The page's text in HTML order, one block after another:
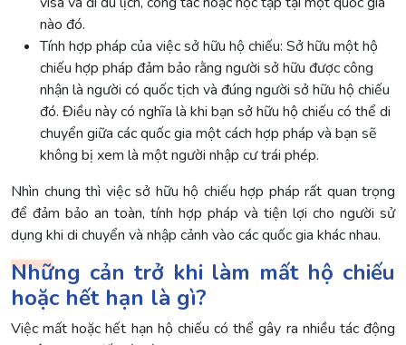
nào đó.
Tính hợp pháp của việc sở hữu hộ chiếu: Sở hữu một hộ
chiếu hợp pháp đảm bảo rằng người sở hữu được công
nhận là người có quốc tịch và đúng người sở hữu hộ chiếu
đó. Điều này có nghĩa là khi bạn sở hữu hộ chiếu có thể di
chuyển giữa các quốc gia một cách hợp pháp và bạn sẽ
không bị xem là một người nhập cư trái phép.
Nhìn chung thì việc sở hữu hộ chiếu hợp pháp rất quan trọng
để đảm bảo an toàn, tính hợp pháp và tiện lợi cho người sử
dụng khi di chuyển và nhập cảnh vào các quốc gia khác nhau.
Những cản trở khi làm mất hộ chiếu
hoặc hết hạn là gì?
Việc mất hoặc hết hạn hộ chiếu có thể gây ra nhiều tác động